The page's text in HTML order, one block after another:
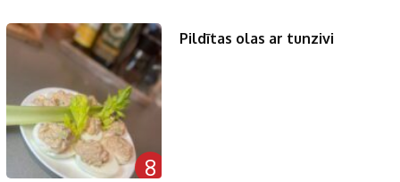
8
Pildītas olas ar tunzivi